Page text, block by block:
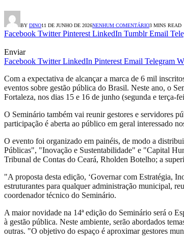
BY DINO11 DE JUNHO DE 2026NENHUM COMENTÁRIO3 MINS READ
Facebook Twitter Pinterest LinkedIn Tumblr Email
Enviar
Facebook Twitter LinkedIn Pinterest Email Telegram
Com a expectativa de alcançar a marca de 6 mil
eventos sobre gestão pública do Brasil. Neste ano, o
Fortaleza, nos dias 15 e 16 de junho (segunda e terça-
O Seminário também vai reunir gestores e servidores
participação é aberta ao público em geral interessado
O evento foi organizado em painéis, de modo a
Públicas", "Inovação e Sustentabilidade" e "Capital
Tribunal de Contas do Ceará, Rholden Botelho; a
"A proposta desta edição, ‘Governar com Estratégia,
estruturantes para qualquer administração municipal,
coordenador técnico do Seminário.
A maior novidade na 14ª edição do Seminário será o
à gestão pública. Neste ambiente, serão abordados
outras. "O objetivo do espaço é aproximar gestores